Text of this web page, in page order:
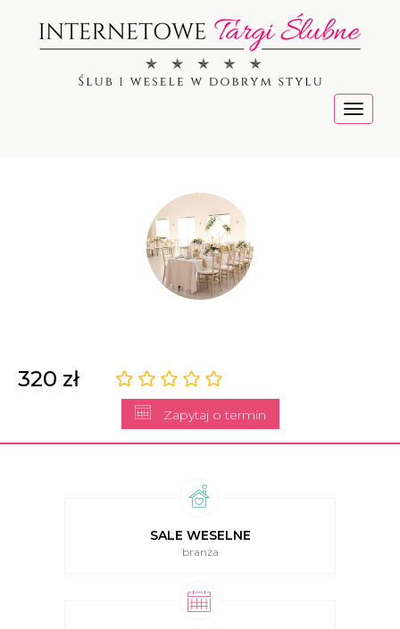
Menu
320 zł
Zapytaj o termin
SALE WESELNE
branża